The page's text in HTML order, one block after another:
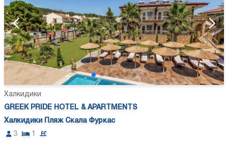
Халкидики
GREEK PRIDE HOTEL & APARTMENTS
Халкидики Пляж Скала Фуркас
3
1